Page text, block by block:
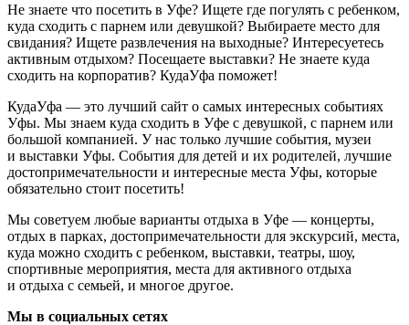
Не знаете что посетить в Уфе? Ищете где погулять с ребенком,
куда сходить с парнем или девушкой? Выбираете место для
свидания? Ищете развлечения на выходные? Интересуетесь
активным отдыхом? Посещаете выставки? Не знаете куда
сходить на корпоратив? КудаУфа поможет!
КудаУфа — это лучший сайт о самых интересных событиях
Уфы. Мы знаем куда сходить в Уфе с девушкой, с парнем или
большой компанией. У нас только лучшие события, музеи
и выставки Уфы. События для детей и их родителей, лучшие
достопримечательности и интересные места Уфы, которые
обязательно стоит посетить!
Мы советуем любые варианты отдыха в Уфе — концерты,
отдых в парках, достопримечательности для экскурсий, места,
куда можно сходить с ребенком, выставки, театры, шоу,
спортивные мероприятия, места для активного отдыха
и отдыха с семьей, и многое другое.
Мы в социальных сетях